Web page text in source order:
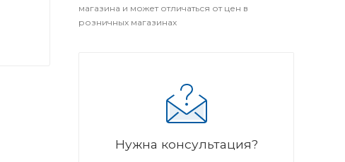
магазина и может отличаться от цен в
розничных магазинах
Нужна консультация?